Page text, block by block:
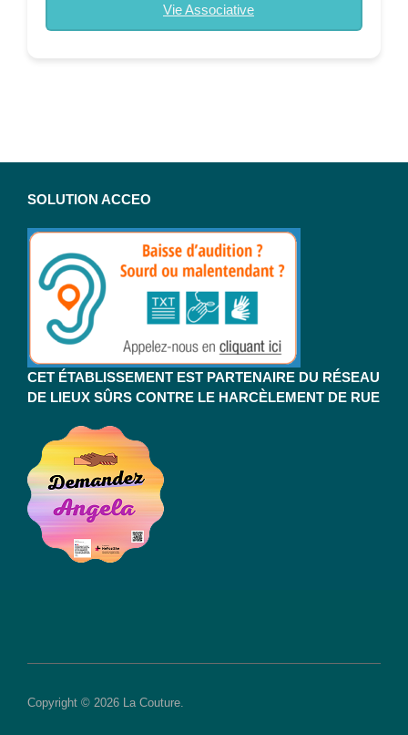
Vie Associative
SOLUTION ACCEO
CET ÉTABLISSEMENT EST PARTENAIRE DU RÉSEAU
DE LIEUX SÛRS CONTRE LE HARCÈLEMENT DE RUE
Copyright © 2026 La Couture.